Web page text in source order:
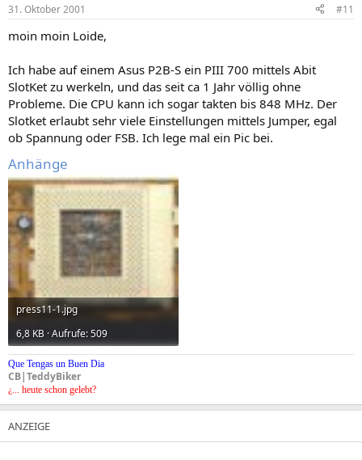
31. Oktober 2001 #11
moin moin Loide,
Ich habe auf einem Asus P2B-S ein PIII 700 mittels Abit
SlotKet zu werkeln, und das seit ca 1 Jahr völlig ohne
Probleme. Die CPU kann ich sogar takten bis 848 MHz. Der
Slotket erlaubt sehr viele Einstellungen mittels Jumper, egal
ob Spannung oder FSB. Ich lege mal ein Pic bei.
Anhänge
press11-1.jpg
6,8 KB · Aufrufe: 509
Que Tengas un Buen Dia
CB|TeddyBiker
¿... heute schon gelebt?